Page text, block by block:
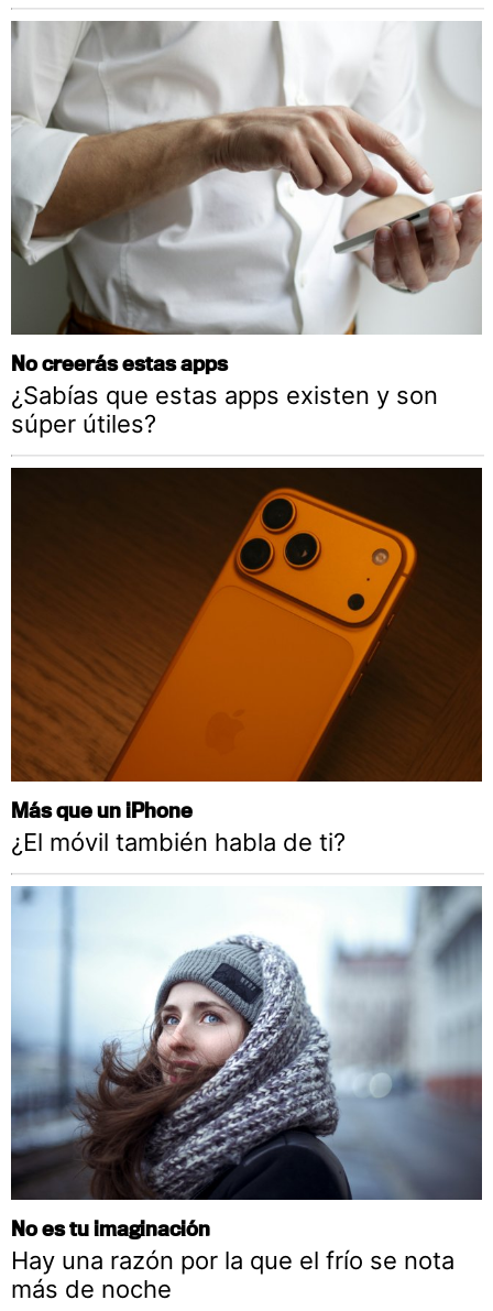
No creerás estas apps
¿Sabías que estas apps existen y son
súper útiles?
Más que un iPhone
¿El móvil también habla de ti?
No es tu imaginación
Hay una razón por la que el frío se nota
más de noche